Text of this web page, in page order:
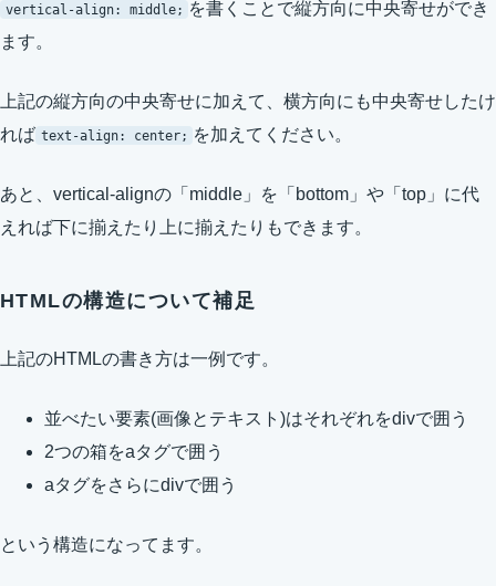
vertical-align: middle; を書くことで縦方向に中央寄せができ
ます。
上記の縦方向の中央寄せに加えて、横方向にも中央寄せしたけ
れば text-align: center; を加えてください。
あと、vertical-alignの「middle」を「bottom」や「top」に代
えれば下に揃えたり上に揃えたりもできます。
HTMLの構造について補足
上記のHTMLの書き方は一例です。
並べたい要素(画像とテキスト)はそれぞれをdivで囲う
2つの箱をaタグで囲う
aタグをさらにdivで囲う
という構造になってます。